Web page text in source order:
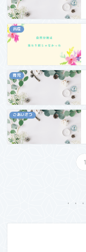
出産
育児
ごあいさつ
1